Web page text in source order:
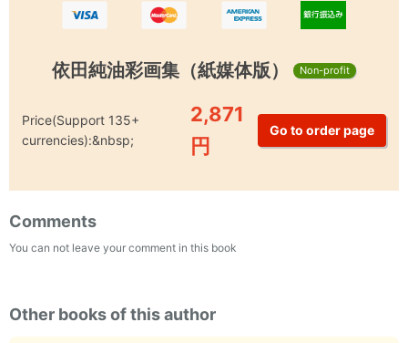
依田純油彩画集（紙媒体版） Non-profit
Price(Support 135+
currencies):&nbsp;
2,871
円
Comments
You can not leave your comment in this book
Other books of this author